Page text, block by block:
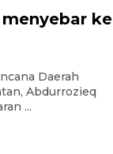
ke
Daerah
Abdurrozieq
...